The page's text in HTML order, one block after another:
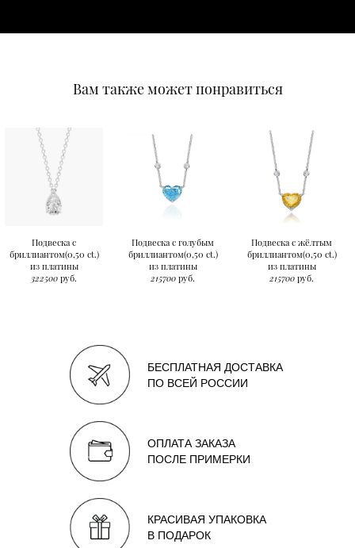
Вам также может понравиться
Подвеска с
бриллиантом(0,50 ct.)
из платины
322500 руб.
Подвеска с голубым
бриллиантом(0,50 ct.)
из платины
215700 руб.
Подвеска с жёлтым
бриллиантом(0,50 ct.)
из платины
215700 руб.
БЕСПЛАТНАЯ ДОСТАВКА
ПО ВСЕЙ РОССИИ
ОПЛАТА ЗАКАЗА
ПОСЛЕ ПРИМЕРКИ
КРАСИВАЯ УПАКОВКА
В ПОДАРОК